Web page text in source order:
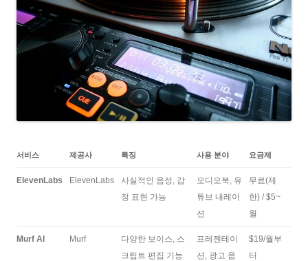
서비스 제공사 특징 사용 분야 요금제
ElevenLabs ElevenLabs
사실적인 음성, 감
정 표현 가능
오디오북, 유
튜브 내레이
션
무료(제
한) / $5~
월
Murf AI Murf
다양한 보이스, 스
크립트 편집 기능
프레젠테이
션, 광고 음
$19/월부
터